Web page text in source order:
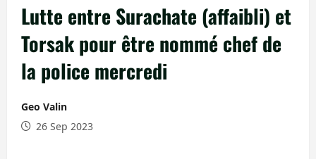
Lutte entre Surachate (affaibli) et
Torsak pour être nommé chef de
la police mercredi
Geo Valin
26 Sep 2023